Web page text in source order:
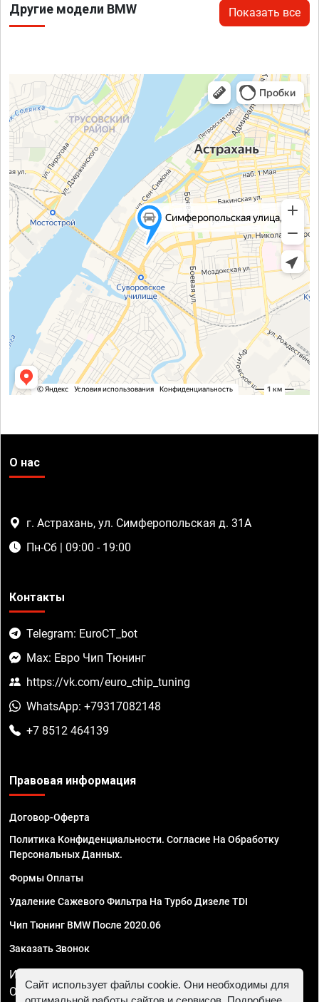
Другие модели BMW Показать все
О нас
г. Астрахань, ул. Симферопольская д. 31А
Пн-Сб | 09:00 - 19:00
Контакты
Telegram: EuroCT_bot
Max: Евро Чип Тюнинг
https://vk.com/euro_chip_tuning
WhatsApp: +79317082148
+7 8512 464139
Правовая информация
Договор-Оферта
Политика Конфиденциальности. Согласие На Обработку
Персональных Данных.
Формы Оплаты
Удаление Сажевого Фильтра На Турбо Дизеле TDI
Чип Тюнинг BMW После 2020.06
Заказать Звонок
ИП Смирнов Георгий Павлович. ИНН 781302555843,
ОГРНИП 324470400032610
Сайт использует файлы cookie. Они необходимы для